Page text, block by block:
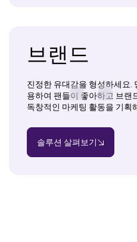
브랜드
진정한 유대감을 형성하세요.
용하여 팬들이 좋아하고 브랜
독창적인 마케팅 활동을 기획
솔루션 살펴보기